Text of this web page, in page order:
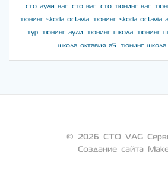
сто ауди ваг
сто ваг сто тюнинг ваг
тюнинг skoda octavia
тюнинг skoda octavia
тур
тюнинг ауди тюнинг шкода тюнинг
шкода октавия а5
тюнинг шкода
© 2026 СТО VAG
Создание сайта